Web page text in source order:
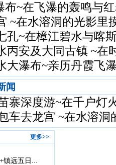
~在飞瀑的轰鸣与
~在水溶洞的光影里
孔~在樟江碧水与喀
丙安及大同古镇 ~在
大瀑布~亲历丹霞飞
闻
寨深度游~在千户灯
车去龙宫 ~在水溶洞
更多>>
远五日...